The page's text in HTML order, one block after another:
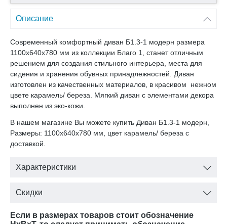
Описание
Современный комфортный диван Б1.3-1 модерн размера
1100х640х780 мм из коллекции Благо 1, станет отличным
решением для создания стильного интерьера, места для
сидения и хранения обувных принадлежностей. Диван
изготовлен из качественных материалов, в красивом нежном
цвете карамель/ береза. Мягкий диван с элементами декора
выполнен из эко-кожи.
В нашем магазине Вы можете купить Диван Б1.3-1 модерн,
Размеры: 1100х640х780 мм, цвет карамель/ береза с
доставкой.
Характеристики
Скидки
Если в размерах товаров стоит обозначение